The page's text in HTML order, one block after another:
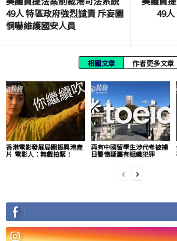
49人 特區政府強烈讉責 斥妄圖
恫嚇維護國安人員
49
相關文章 作者更多文章
香港電影發展局圖振興港產
片 電影人：無戲拍緊！
再有中國留學生涉代考被捕
日警懷疑屬有組織犯罪